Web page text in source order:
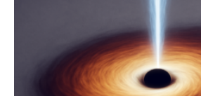
Quantenmotoren voranbringen. Das
Wissenschaftsjournal Science
die Herleitung. (DOI: 10.1126/
Verbrennungsmotoren oder